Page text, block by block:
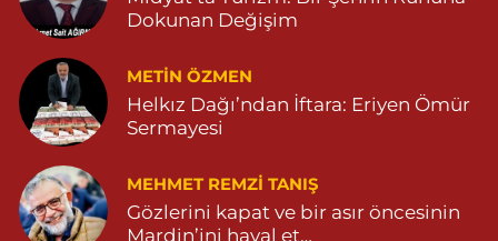
Yavuz Eczanesi
MARDİN CADDE NO:20A 04825712234
0 (482) 571 22 34 Yol Tarifi Al
Dokunan Değişim
METIN ÖZMEN
Helkız Dağı’ndan İftara: Eriyen Ömür
Sermayesi
MEHMET REMZI TANIŞ
Gözlerini kapat ve bir asır öncesinin
Mardin’ini hayal et…